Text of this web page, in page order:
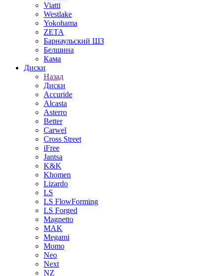
Viatti
Westlake
Yokohama
ZETA
Барнаульский ШЗ
Белшина
Кама
Диски
Назад
Диски
Accuride
Alcasta
Asterro
Better
Carwel
Cross Street
iFree
Jantsa
K&K
Khomen
Lizardo
LS
LS FlowForming
LS Forged
Magnetto
MAK
Megami
Momo
Neo
Next
NZ